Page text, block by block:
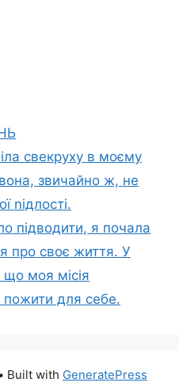
свекруху в моєму
звичайно ж, не
nідлості.
підводити, я почала
про своє життя. У
що моя місія
пожити для себе.
• Built with GeneratePress